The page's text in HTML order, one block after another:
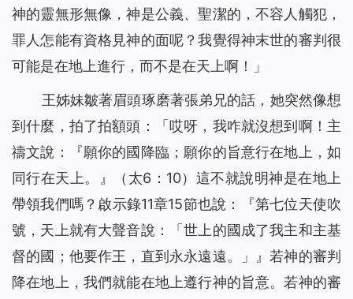
神的靈無形無像，神是公義、聖潔的，不容人觸犯，
罪人怎能有資格見神的面呢？我覺得神末世的審判很
可能是在地上進行，而不是在天上啊！」
王姊妹皺著眉頭琢磨著張弟兄的話，她突然像想
到什麼，拍了拍額頭：「哎呀，我咋就沒想到啊！主
禱文說：『願你的國降臨；願你的旨意行在地上，如
同行在天上。
』（太6：10）這不就說明神是在地上
帶領我們嗎？啟示錄11章15節也說：『第七位天使吹
號，天上就有大聲音說：「世上的國成了我主和主基
督的國；他要作王，直到永永遠遠。」
』若神的審判
降在地上， 我們就能在地上遵行神的旨意。若神的審